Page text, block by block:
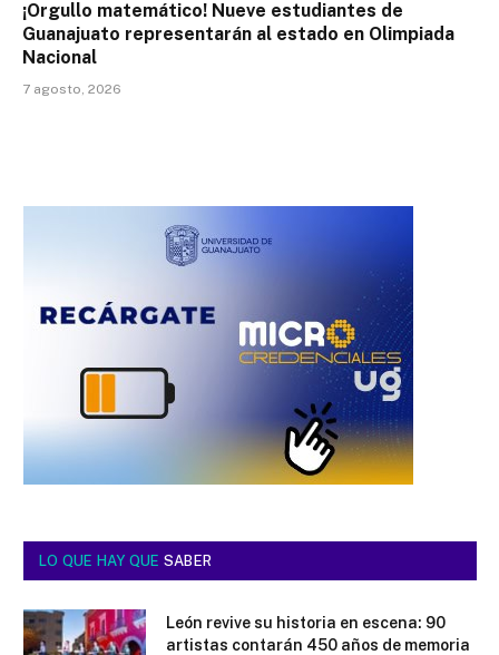
¡Orgullo matemático! Nueve estudiantes de
Guanajuato representarán al estado en Olimpiada
Nacional
7 agosto, 2026
LO QUE HAY QUE SABER
León revive su historia en escena: 90
artistas contarán 450 años de memoria